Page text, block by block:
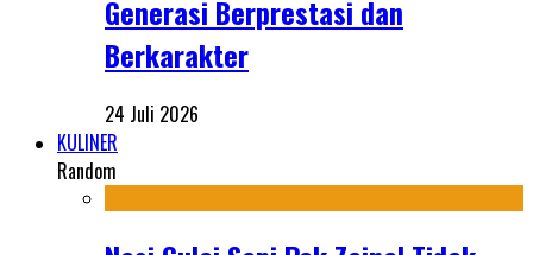
Generasi Berprestasi dan
Berkarakter
24 Juli 2026
KULINER
Random